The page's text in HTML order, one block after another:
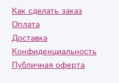
Как сделать заказ
Оплата
Доставка
Конфиденциальность
Публичная оферта